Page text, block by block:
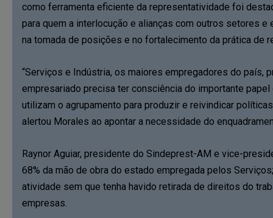
como ferramenta eficiente da representatividade foi
para quem a interlocução e alianças com outros setores
na tomada de posições e no fortalecimento da prática de
“Serviços e Indústria, os maiores empregadores do país,
empresariado precisa ter consciência do importante
utilizam o agrupamento para produzir e reivindicar
alertou Morales ao apontar a necessidade do
Raynor Aguiar, presidente do Sindeprest-AM e vice-
68% da mão de obra do estado empregada pelos
atividade sem que tenha havido retirada de direitos do
empresas.